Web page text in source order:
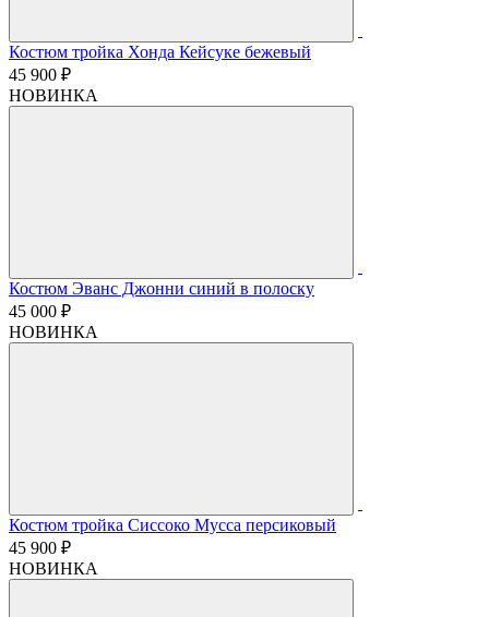
Костюм тройка Хонда Кейсуке бежевый
45 900 ₽
НОВИНКА
Костюм Эванс Джонни синий в полоску
45 000 ₽
НОВИНКА
Костюм тройка Сиссоко Мусса персиковый
45 900 ₽
НОВИНКА